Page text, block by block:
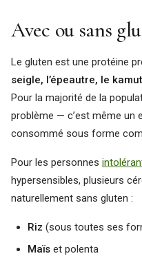
Avec ou sans
Le gluten est une protéine
seigle, l’épeautre, le kamut
Pour la majorité de la
problème — c’est même un
consommé sous forme
Pour les personnes
hypersensibles, plusieurs
naturellement sans gluten :
Riz (sous toutes ses
Maïs et polenta